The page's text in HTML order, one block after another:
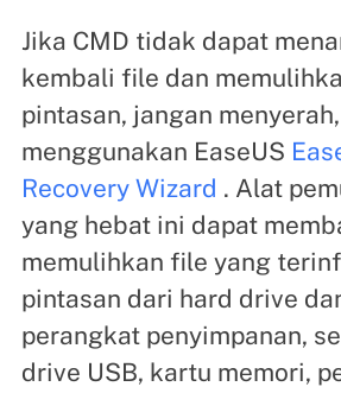
Jika CMD tidak dapat
kembali file dan
pintasan, jangan
menggunakan EaseUS
Recovery Wizard . Alat
yang hebat ini dapat
memulihkan file yang
pintasan dari hard drive
perangkat penyimpanan,
drive USB, kartu memori,